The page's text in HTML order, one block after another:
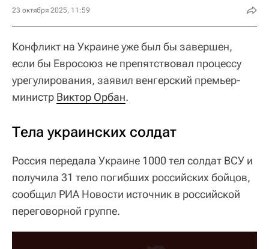
23 октября 2025, 11:59
Конфликт на Украине уже был бы завершен,
если бы Евросоюз не препятствовал процессу
урегулирования, заявил венгерский премьер-
министр Виктор Орбан.
Тела украинских солдат
Россия передала Украине 1000 тел солдат ВСУ и
получила 31 тело погибших российских бойцов,
сообщил РИА Новости источник в российской
переговорной группе.